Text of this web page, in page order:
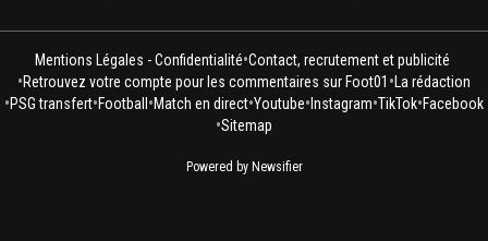
Mentions Légales - Confidentialité•Contact, recrutement et publicité
•Retrouvez votre compte pour les commentaires sur Foot01 • La rédaction
•PSG transfert•Football •Match en direct•Youtube• Instagram•TikTok•Facebook
•Sitemap
Powered by Newsifier